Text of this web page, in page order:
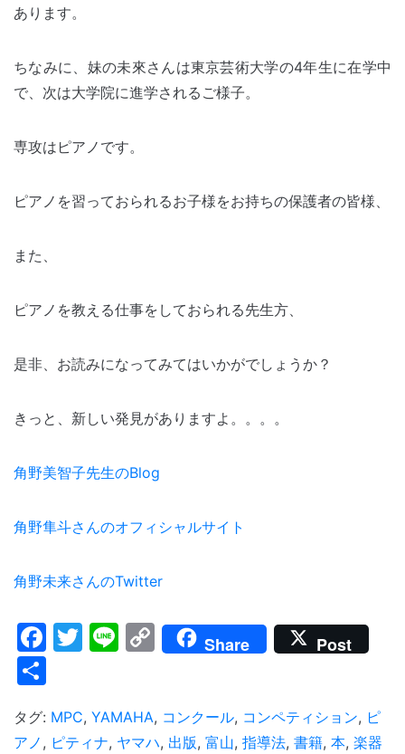
あります。
ちなみに、妹の未來さんは東京芸術大学の4年生に在学中
で、次は大学院に進学されるご様子。
専攻はピアノです。
ピアノを習っておられるお子様をお持ちの保護者の皆様、
また、
ピアノを教える仕事をしておられる先生方、
是非、お読みになってみてはいかがでしょうか？
きっと、新しい発見がありますよ。。。。
角野美智子先生のBlog
角野隼斗さんのオフィシャルサイト
角野未来さんのTwitter
Facebook
Twitter
LineCopy
Link
Share Post
タグ: MPC, YAMAHA, コンクール, コンペティション, ピ
アノ , ピティナ, ヤマハ, 出版, 富山, 指導法, 書籍, 本, 楽器